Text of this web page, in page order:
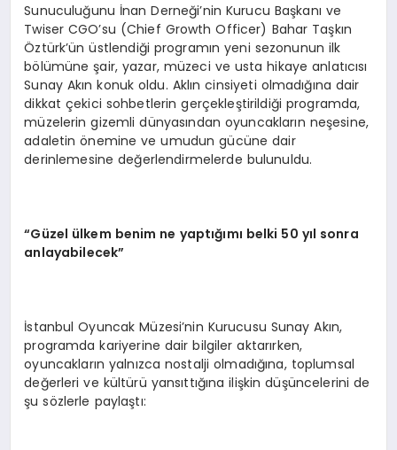
Sunuculuğunu İnan Derneği’nin Kurucu Başkanı ve
Twiser CGO’su (Chief Growth Officer) Bahar Taşkın
Öztürk’ün üstlendiği programın yeni sezonunun ilk
bölümüne şair, yazar, müzeci ve usta hikaye anlatıcısı
Sunay Akın konuk oldu. Aklın cinsiyeti olmadığına dair
dikkat çekici sohbetlerin gerçekleştirildiği programda,
müzelerin gizemli dünyasından oyuncakların neşesine,
adaletin önemine ve umudun gücüne dair
derinlemesine değerlendirmelerde bulunuldu.
“Güzel ülkem benim ne yaptığımı belki 50 yıl sonra
anlayabilecek”
İstanbul Oyuncak Müzesi’nin Kurucusu Sunay Akın,
programda kariyerine dair bilgiler aktarırken,
oyuncakların yalnızca nostalji olmadığına, toplumsal
değerleri ve kültürü yansıttığına ilişkin düşüncelerini de
şu sözlerle paylaştı: